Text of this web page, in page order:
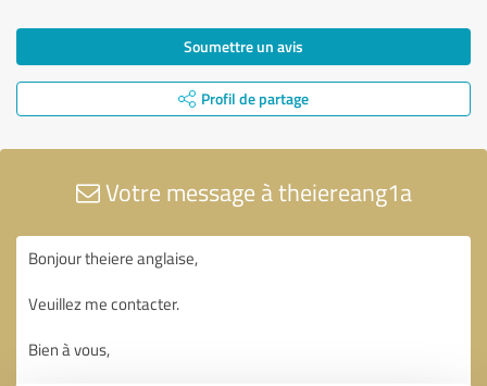
Soumettre un avis
Profil de partage
Votre message à theiereang1a